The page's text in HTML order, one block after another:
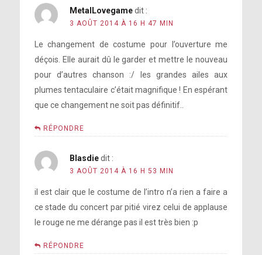
MetalLovegame dit :
3 AOÛT 2014 À 16 H 47 MIN
Le changement de costume pour l’ouverture me
déçois. Elle aurait dû le garder et mettre le nouveau
pour d’autres chanson :/ les grandes ailes aux
plumes tentaculaire c’était magnifique ! En espérant
que ce changement ne soit pas définitif..
RÉPONDRE
Blasdie dit :
3 AOÛT 2014 À 16 H 53 MIN
il est clair que le costume de l’intro n’a rien a faire a
ce stade du concert par pitié virez celui de applause
le rouge ne me dérange pas il est très bien :p
RÉPONDRE